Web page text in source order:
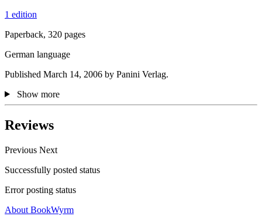
1 edition
Paperback, 320 pages
German language
Published March 14, 2006 by Panini Verlag.
Show more
Reviews
Previous Next
Successfully posted status
Error posting status
About BookWyrm